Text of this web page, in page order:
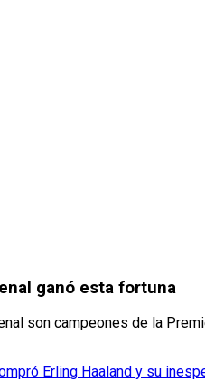
ganó esta fortuna
son campeones de la
Erling Haaland y su